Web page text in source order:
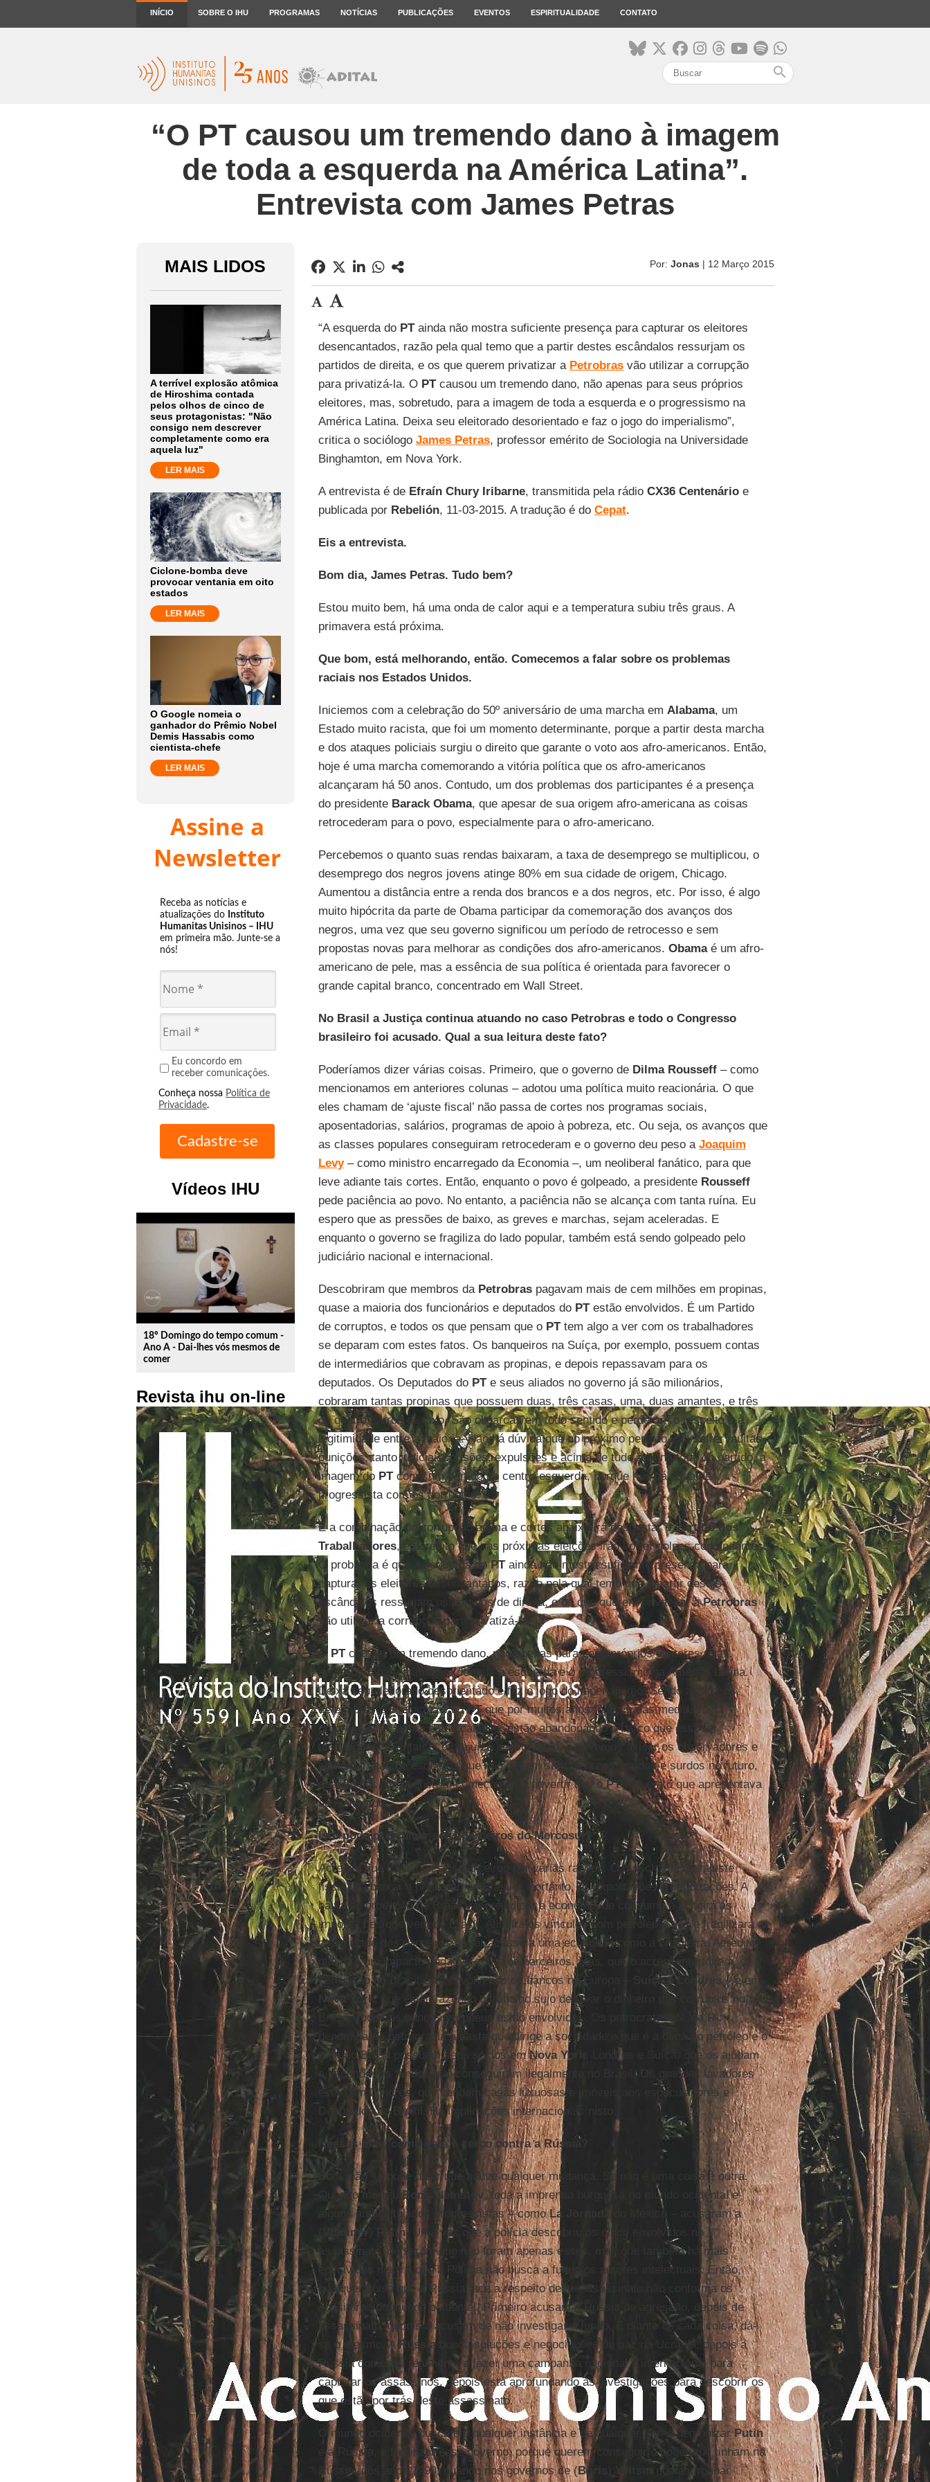
INÍCIO SOBRE O IHU PROGRAMAS NOTÍCIAS PUBLICAÇÕES EVENTOS ESPIRITUALIDADE CONTATO
search
“O PT causou um tremendo dano à imagem
de toda a esquerda na América Latina”.
Entrevista com James Petras
MAIS LIDOS
A terrível explosão atômica
de Hiroshima contada
pelos olhos de cinco de
seus protagonistas: "Não
consigo nem descrever
completamente como era
aquela luz"
LER MAIS
Ciclone-bomba deve
provocar ventania em oito
estados
LER MAIS
O Google nomeia o
ganhador do Prêmio Nobel
Demis Hassabis como
cientista-chefe
LER MAIS
Assine a
Newsletter
Receba as notícias e
atualizações do Instituto
Humanitas Unisinos – IHU
em primeira mão. Junte-se a
nós!
Eu concordo em
receber comunicações.
Conheça nossa Política de
Privacidade.
Vídeos IHU
play_circle_outline
18º Domingo do tempo comum -
Ano A - Dai-lhes vós mesmos de
comer
Revista ihu on-line
Por: Jonas | 12 Março 2015
“A esquerda do PTainda não mostra suficiente presença para capturar os eleitores
desencantados, razão pela qual temo que a partir destes escândalos ressurjam os
partidos de direita, e os que querem privatizar a Petrobrasvão utilizar a corrupção
para privatizá-la. O PTcausou um tremendo dano, não apenas para seus próprios
eleitores, mas, sobretudo, para a imagem de toda a esquerda e o progressismo na
América Latina. Deixa seu eleitorado desorientado e faz o jogo do imperialismo”,
critica o sociólogo James Petras, professor emérito de Sociologia na Universidade
Binghamton, em Nova York.
A entrevista é de Efraín Chury Iribarne, transmitida pela rádio CX36 Centenário e
publicada por Rebelión, 11-03-2015. A tradução é do Cepat.
Eis a entrevista.
Bom dia, James Petras. Tudo bem?
Estou muito bem, há uma onda de calor aqui e a temperatura subiu três graus. A
primavera está próxima.
Que bom, está melhorando, então. Comecemos a falar sobre os problemas
raciais nos Estados Unidos.
Iniciemos com a celebração do 50º aniversário de uma marcha em Alabama, um
Estado muito racista, que foi um momento determinante, porque a partir desta marcha
e dos ataques policiais surgiu o direito que garante o voto aos afro-americanos. Então,
hoje é uma marcha comemorando a vitória política que os afro-americanos
alcançaram há 50 anos. Contudo, um dos problemas dos participantes é a presença
do presidente Barack Obama, que apesar de sua origem afro-americana as coisas
retrocederam para o povo, especialmente para o afro-americano.
Percebemos o quanto suas rendas baixaram, a taxa de desemprego se multiplicou, o
desemprego dos negros jovens atinge 80% em sua cidade de origem, Chicago.
Aumentou a distância entre a renda dos brancos e a dos negros, etc. Por isso, é algo
muito hipócrita da parte de Obama participar da comemoração dos avanços dos
negros, uma vez que seu governo significou um período de retrocesso e sem
propostas novas para melhorar as condições dos afro-americanos. Obamaé um afro-
americano de pele, mas a essência de sua política é orientada para favorecer o
grande capital branco, concentrado em Wall Street.
No Brasil a Justiça continua atuando no caso Petrobras e todo o Congresso
brasileiro foi acusado. Qual a sua leitura deste fato?
Poderíamos dizer várias coisas. Primeiro, que o governo de Dilma Rousseff– como
mencionamos em anteriores colunas – adotou uma política muito reacionária. O que
eles chamam de ‘ajuste fiscal’ não passa de cortes nos programas sociais,
aposentadorias, salários, programas de apoio à pobreza, etc. Ou seja, os avanços que
as classes populares conseguiram retrocederam e o governo deu peso a Joaquim
Levy– como ministro encarregado da Economia –, um neoliberal fanático, para que
leve adiante tais cortes. Então, enquanto o povo é golpeado, a presidente Rousseff
pede paciência ao povo. No entanto, a paciência não se alcança com tanta ruína. Eu
espero que as pressões de baixo, as greves e marchas, sejam aceleradas. E
enquanto o governo se fragiliza do lado popular, também está sendo golpeado pelo
judiciário nacional e internacional.
Descobriram que membros da Petrobraspagavam mais de cem milhões em propinas,
quase a maioria dos funcionários e deputados do PTestão envolvidos. É um Partido
de corruptos, e todos os que pensam que o PTtem algo a ver com os trabalhadores
se deparam com estes fatos. Os banqueiros na Suíça, por exemplo, possuem contas
de intermediários que cobravam as propinas, e depois repassavam para os
deputados. Os Deputados do PTe seus aliados no governo já são milionários,
cobraram tantas propinas que possuem duas, três casas, uma, duas amantes, e três
ou quatro carros de luxo. São oligarcas em todo sentido e perderam o respeito e a
legitimidade entre a maioria. Não há dúvida que no próximo período irão sofrer muitas
punições, tanto judiciais, prisões, expulsões e acima de tudo a ruína total do partido, a
imagem do PTcomo um partido de centro-esquerda, porque não há nada de
progressista com os corruptos.
E a combinação de corrupção acima e cortes abaixo irá desgastar oPartido dos
Trabalhadores, e acredito que nas próximas eleições irão sofrer golpes contundentes.
O problema é que a esquerda doPTainda não mostra suficiente presença para
capturar os eleitores desencantados, razão pela qual temo que a partir destes
escândalos ressurjam os partidos de direita, e os que querem privatizar aPetrobras
vão utilizar a corrupção para privatizá-la.
O PTcausou um tremendo dano, não apenas para seus próprios eleitores, mas,
sobretudo, para a imagem de toda a esquerda e o progressismo na América Latina.
Deixa seu eleitorado desorientado e faz o jogo do imperialismo. Sendo assim, os
defensores e intelectuais doPTque por muitos anos falaram das medidas
progressistas, agora estão calados, estão abandonando o barco que está se
afundando. No entanto, o prejuízo já está dado, e devemos avisar os observadores e
comentaristas de esquerda que não devem ser tão cegos, mudos e surdos no futuro,
quando nós, da esquerda, começamos a advertir que oPTnão era o que apresentava
ao eleitorado.
Isto pode prejudicar seus parceiros do Mercosul?
Acredito que irá atingir aos parceiros por várias razões. O que chama de “ajuste
fiscal” irá baixar a produção no Brasil e, portanto, as exportações e importações. A
baixa de produção no Brasil vai prejudicar a economia de consumo e atingirá as
importações que vem do Brasil. Atingirá os vínculos com petróleo e gás e fragilizará a
capacidade dos parceiros de ter acesso a uma economia como a brasileira. Acredito
que terá um impacto negativo sobre os parceiros. Mas, quero acrescentar que a
corrupção no Brasil está envolvendo os bancos na Europa –
SuíçaeLondres– e em
Nova York , que estão fazendo o trabalho sujo de lavar o dinheiro dos corruptos no
Brasil. Todos os bancos europeus estão envolvidos. Os petrocratas (N. da R.:
denomina-se petrocracia a casta que dirige a sociedade e que é a dona do petróleo e o
gás) no Brasil possuem seus sócios emNova York
, Londres e Suíça, que os ajudam
a esconder os fundos que conseguiram ilegalmente no Brasil. Os grandes lavadores
estão em Londres, que vendem casas luxuosas e imóveis aos especuladores e
Deputados no Brasil. Há implicações internacionais nisto.
Nesses dias, como está o cerco contra a Rússia?
Bom, não se pode dizer que houve qualquer mudança. Se não é uma coisa é outra.
Quando morreuBoris Nemstov, toda a imprensa burguesa no mundo ocidental e
alguns autointitulados progressistas – comoLa Jornada
do México – acusaram a
Vladimir) Putin. Uma vez que a polícia descobriu os cinco envolvidos no
assassinato, disseram que não foram apenas esses, mas que também há mais
envolvidos nisto e que a Polícia não busca a fundo os autores intelectuais. Então,
qualquer coisa que a Rússia faça a respeito deste assassinato não conforma os
opositores do mundo ocidental. Primeiro acusam a Rússia de agressão, depois de
assassinato, depois a acusam de não investigar a fundo. E diante de cada coisa, dá-
se o mesmo. A Rússia busca soluções e negociações de paz na Ucrânia; depois a
Rússia começou realmente a fazer uma campanha nacional e internacional para
capturar os assassinos, depois está aprofundando as investigações para descobrir os
que estão por trás deste assassinato.
O mundo ocidental busca em qualquer instância e de qualquer forma demonizarPutin
e a Rússia, e fragilizar esse governo, porque querem conseguir o poder que tinham na
Rússia, nos anos 1990, quando nos governos de (Boris podiam roubar